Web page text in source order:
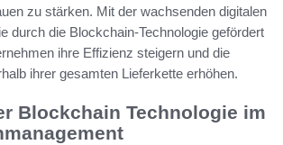
zu stärken. Mit der wachsenden digitalen
durch die Blockchain-Technologie gefördert
ihre Effizienz steigern und die
ihrer gesamten Lieferkette erhöhen.
Blockchain Technologie im